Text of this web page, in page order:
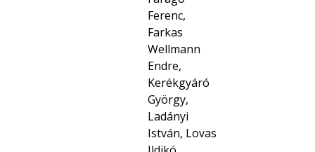
Ferenc,
Farkas
Wellmann
Endre,
Kerékgyáró
György,
Ladányi
István, Lovas